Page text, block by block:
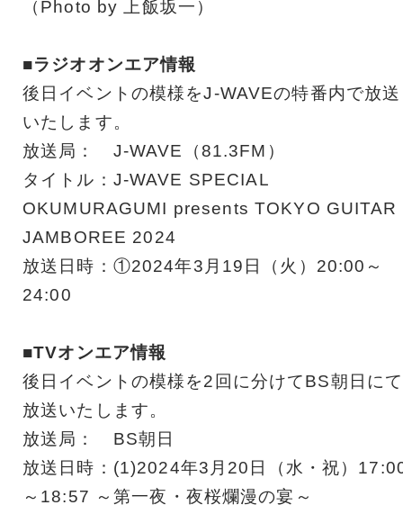
（Photo by 上飯坂一）
■ラジオオンエア情報
後日イベントの模様をJ-WAVEの特番内で放送
いたします。
放送局： J-WAVE（81.3FM）
タイトル：J-WAVE SPECIAL
OKUMURAGUMI presents TOKYO GUITAR
JAMBOREE 2024
放送日時：①2024年3月19日（火）20:00～
24:00
■TVオンエア情報
後日イベントの模様を2回に分けてBS朝日にて
放送いたします。
放送局： BS朝日
放送日時：(1)2024年3月20日（水・祝）
～18:57 ～第一夜・夜桜爛漫の宴～